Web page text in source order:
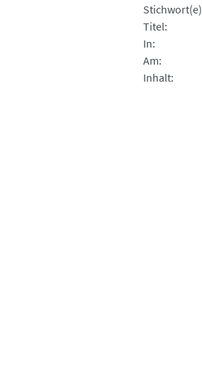
Stichwort(e)
Titel
In
Am
Inhalt